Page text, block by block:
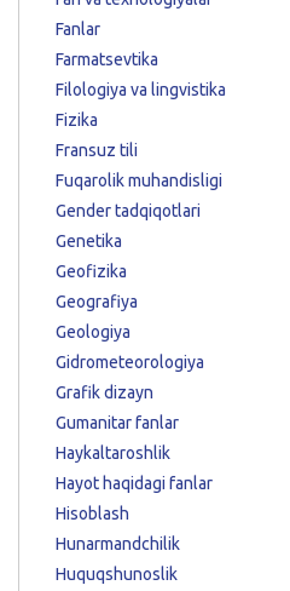
Fanlar
Farmatsevtika
Filologiya va lingvistika
Fizika
Fransuz tili
Fuqarolik muhandisligi
Gender tadqiqotlari
Genetika
Geofizika
Geografiya
Geologiya
Gidrometeorologiya
Grafik dizayn
Gumanitar fanlar
Haykaltaroshlik
Hayot haqidagi fanlar
Hisoblash
Hunarmandchilik
Huquqshunoslik